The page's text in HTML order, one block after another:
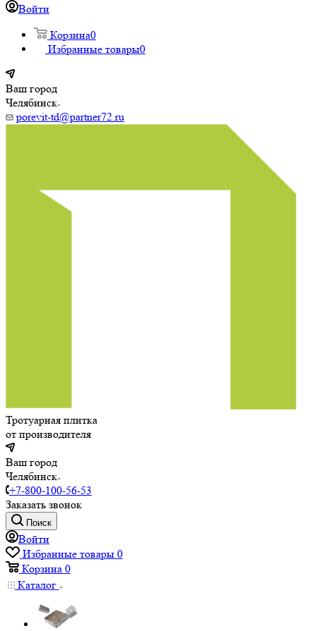
Войти
Корзина0
Избранные товары0
Ваш город
Челябинск
porevit-td@partner72.ru
Тротуарная плитка
от производителя
Ваш город
Челябинск
+7-800-100-56-53
Заказать звонок
Поиск
Войти
Избранные товары 0
Корзина 0
Каталог